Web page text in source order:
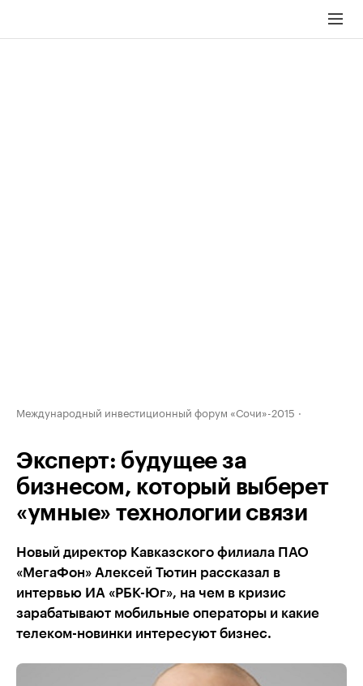
Международный инвестиционный форум «Сочи»-2015
Эксперт: будущее за
бизнесом, который выберет
«умные» технологии связи
Новый директор Кавказского филиала ПАО
«МегаФон» Алексей Тютин рассказал в
интервью ИА «РБК-Юг», на чем в кризис
зарабатывают мобильные операторы и какие
телеком-новинки интересуют бизнес.